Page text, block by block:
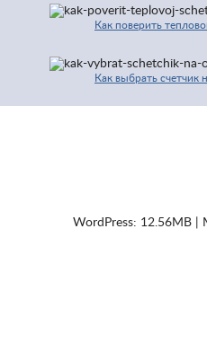
Как поверить
Как выбрать счетчик
WordPress: 12.56MB |